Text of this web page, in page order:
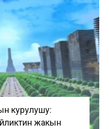
курулушу:
жакын